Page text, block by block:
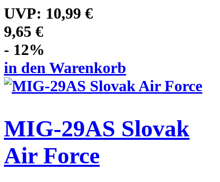
UVP: 10,99 €
9,65 €
- 12%
in den Warenkorb
MIG-29AS Slovak
Air Force